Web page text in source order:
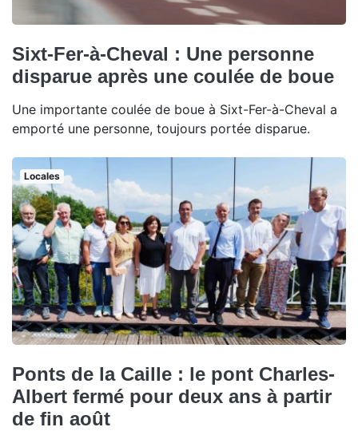
Sixt-Fer-à-Cheval : Une personne
disparue après une coulée de boue
Une importante coulée de boue à Sixt-Fer-à-Cheval a
emporté une personne, toujours portée disparue.
Locales
Ponts de la Caille : le pont Charles-
Albert fermé pour deux ans à partir
de fin août